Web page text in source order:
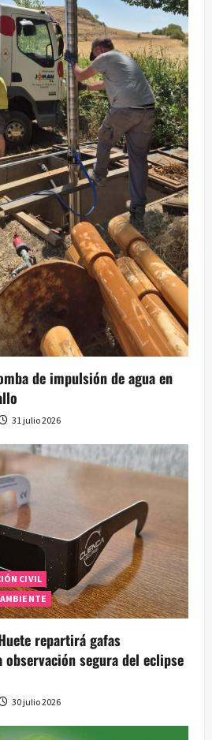
de impulsión de agua en
31 julio 2026
CIVIL
repartirá gafas
observación segura del eclipse
30 julio 2026